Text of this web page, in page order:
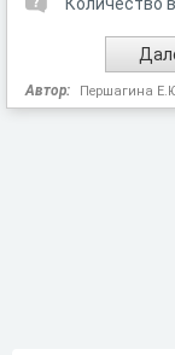
Автор: Першагина